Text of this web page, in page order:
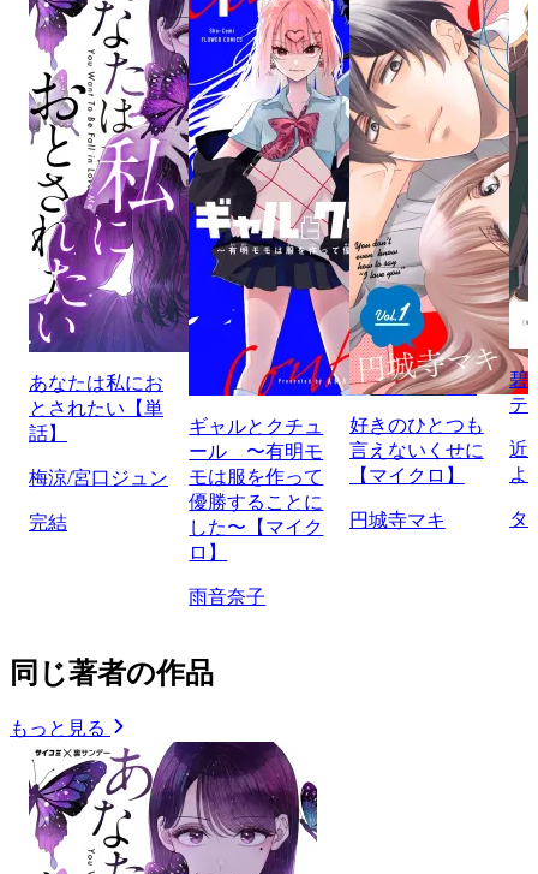
あなたは私にお
とされたい【単
話】
梅涼/宮口ジュン
完結
ギャルとクチュ
ール 〜有明モ
モは服を作って
優勝することに
した〜【マイク
ロ】
雨音奈子
好きのひとつも
言えないくせに
【マイクロ】
円城寺マキ
碧
テ
近
よ
タ
同じ著者の作品
もっと見る